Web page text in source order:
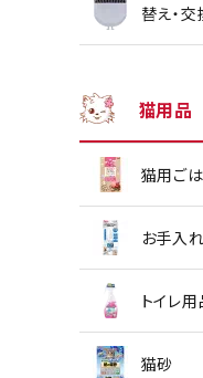
替え・
猫用品
猫用ご
お手入
トイレ
猫砂